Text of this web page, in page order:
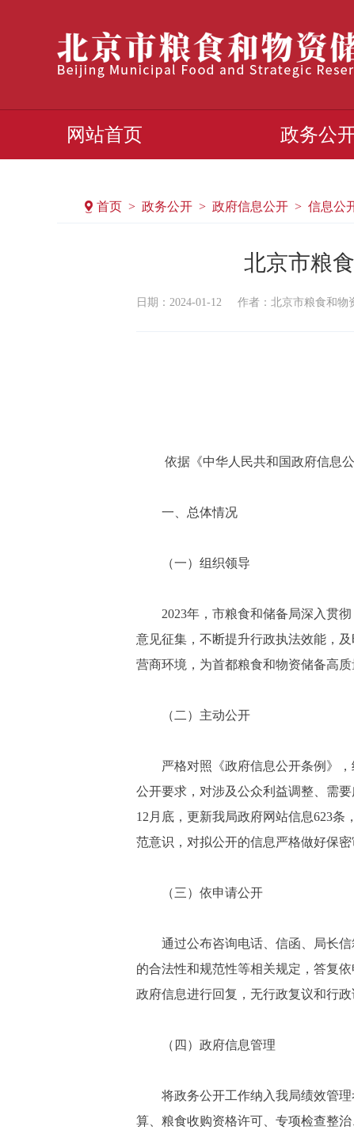
网站首页 政务公
首页 > 政务公开 > 政府信息公开 > 信息公
北京市粮
日期：2024-01-12 作者：北京市粮食和物
依据《中华人民共和国政府信息
一、总体情况
（一）组织领导
2023年，市粮食和储备局深入贯
意见征集，不断提升行政执法效能，
营商环境，为首都粮食和物资储备高质
（二）主动公开
严格对照《政府信息公开条例》
公开要求，对涉及公众利益调整、需
12月底，更新我局政府网站信息623
范意识，对拟公开的信息严格做好保
（三）依申请公开
通过公布咨询电话、信函、局长
的合法性和规范性等相关规定，答复
政府信息进行回复，无行政复议和行政
（四）政府信息管理
将政务公开工作纳入我局绩效管
算、粮食收购资格许可、专项检查整